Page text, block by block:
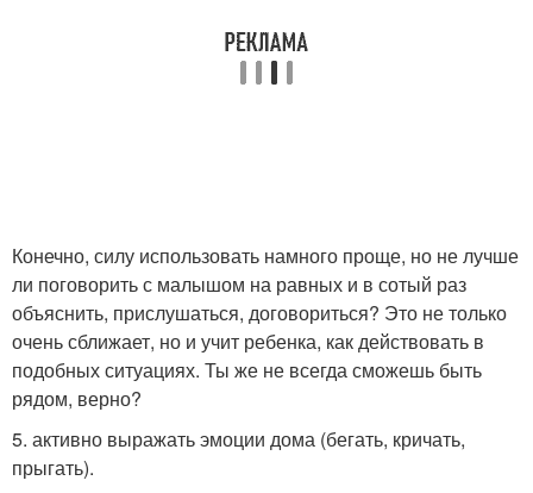
Конечно, силу использовать намного проще, но не лучше
ли поговорить с малышом на равных и в сотый раз
объяснить, прислушаться, договориться? Это не только
очень сближает, но и учит ребенка, как действовать в
подобных ситуациях. Ты же не всегда сможешь быть
рядом, верно?
5. активно выражать эмоции дома (бегать, кричать,
прыгать).